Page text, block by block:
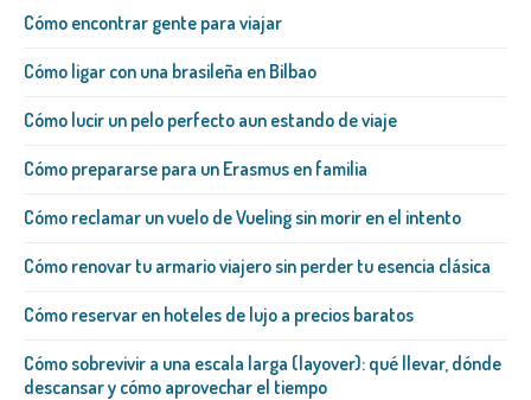
Cómo encontrar gente para viajar
Cómo ligar con una brasileña​ en Bilbao
Cómo lucir un pelo perfecto aun estando de viaje
Cómo prepararse para un Erasmus en familia
Cómo reclamar un vuelo de Vueling sin morir en el intento
Cómo renovar tu armario viajero sin perder tu esencia clásica
Cómo reservar en hoteles de lujo a precios baratos
Cómo sobrevivir a una escala larga (layover): qué llevar, dónde
descansar y cómo aprovechar el tiempo